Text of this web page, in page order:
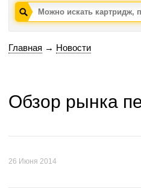
Главная → Новости
Обзор рынка
26 Июня 2014